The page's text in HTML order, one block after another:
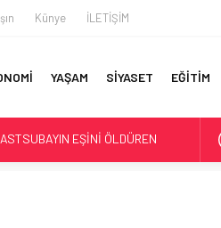
Künye İLETİŞİM
YAŞAM SİYASET EĞİTİM
OĞLU İLE KENDİSİ İSE…